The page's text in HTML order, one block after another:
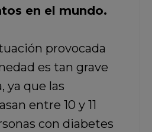
en el mundo.
provocada
es tan grave
ya que las
entre 10 y 11
con diabetes